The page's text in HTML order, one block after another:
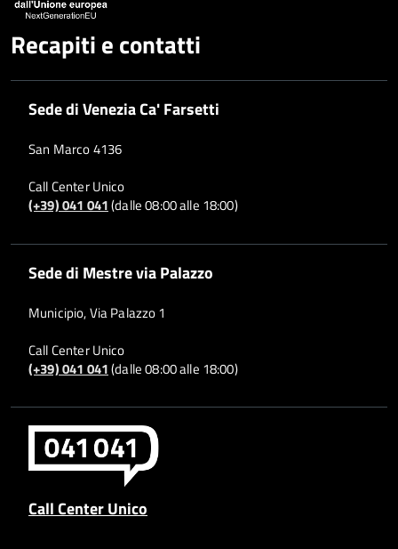
Recapiti e contatti
Sede di Venezia Ca' Farsetti
San Marco 4136
Call Center Unico
(+39) 041 041(dalle 08:00 alle 18:00)
Sede di Mestre via Palazzo
Municipio, Via Palazzo 1
Call Center Unico
(+39) 041 041(dalle 08:00 alle 18:00)
Call Center Unico